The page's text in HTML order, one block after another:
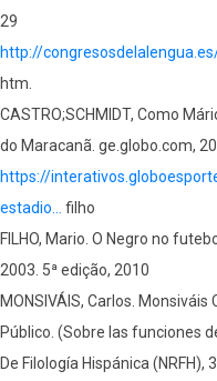
29
http://
htm.
CASTRO;SCHMIDT, Como
do Maracanã. ge.globo.com,
https://
estadio…
filho
FILHO, Mario. O Negro no
2003. 5ª edição, 2010
MONSIVÁIS, Carlos.
Público. (Sobre las funciones
De Filología Hispánica (NRFH),